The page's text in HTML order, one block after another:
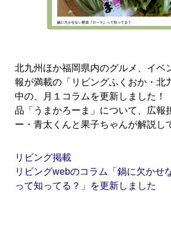
北九州ほか福岡県内のグルメ、イベ
報が満載の「リビングふくおか・北
中の、月１コラムを更新しました
品「うまかろーま」について、広報
ー・青太くんと果子ちゃんが解説し
リビング掲載
リビングwebのコラム「鍋に欠かせ
って知ってる？」を更新しました